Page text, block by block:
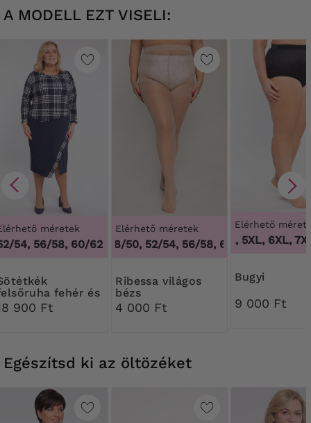
A MODELL EZT VISELI:
méretek
54, 56/58, 60/62
fehér és
900 Ft
Elérhető méretek
44/46, 48/50, 52/54, 56/58, 60/62,44/46,
Ribessa világos
bézs
Harisnyanadrág 30
DEN
4 000 Ft
Elérhető
3XL, 4XL, 5XL, 6XL,
bugyi
9 000 Ft
Egészítsd ki az öltözéket